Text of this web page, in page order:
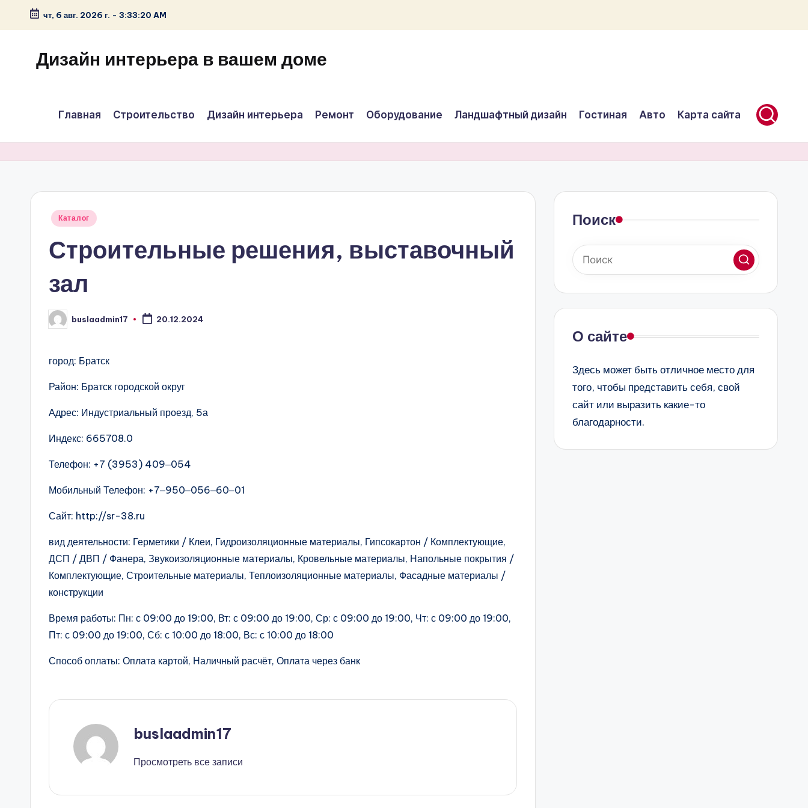
Перейти
содержимому
чт, 6 авг. 2026 г. - 3:33:20 AM
Дизайн интерьера в вашем доме
Главная Строительство Дизайн интерьера Ремонт Оборудование Ландшафтный дизайн Гостиная Авто Карта сайта
Опубликовано
Каталог
Строительные решения, выставочный
зал
Запись
от
buslaadmin17 20.12.2024
город: Братск
Район: Братск городской округ
Адрес: Индустриальный проезд, 5а
Индекс: 665708.0
Телефон: +7 (3953) 409‒054
Мобильный Телефон: +7‒950‒056‒60‒01
Сайт: http://sr-38.ru
вид деятельности: Герметики / Клеи, Гидроизоляционные материалы, Гипсокартон / Комплектующие,
ДСП / ДВП / Фанера, Звукоизоляционные материалы, Кровельные материалы, Напольные покрытия /
Комплектующие, Строительные материалы, Теплоизоляционные материалы, Фасадные материалы /
конструкции
Время работы: Пн: с 09:00 до 19:00, Вт: с 09:00 до 19:00, Ср: с 09:00 до 19:00, Чт: с 09:00 до 19:00,
Пт: с 09:00 до 19:00, Сб: с 10:00 до 18:00, Вс: с 10:00 до 18:00
Способ оплаты: Оплата картой, Наличный расчёт, Оплата через банк
buslaadmin17
Просмотреть все записи
Поиск
О сайте
Здесь может быть отличное место для
того, чтобы представить себя, свой
сайт или выразить какие-то
благодарности.